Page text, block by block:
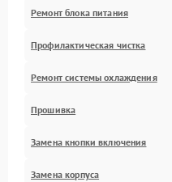
Ремонт блока питания
Профилактическая чистка
Ремонт системы охлаждения
Прошивка
Замена кнопки включения
Замена корпуса